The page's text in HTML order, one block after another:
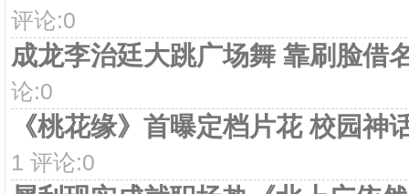
评论:0
成龙李治廷大跳广场舞 靠刷脸借
论:0
《桃花缘》首曝定档片花 校园神
1 评论:0